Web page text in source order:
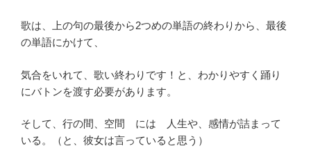
歌は、上の句の最後から2つめの単語の終わりから、最後
の単語にかけて、
気合をいれて、歌い終わりです！と、わかりやすく踊り
にバトンを渡す必要があります。
そして、行の間、空間 には 人生や、感情が詰まって
いる。（と、彼女は言っていると思う）